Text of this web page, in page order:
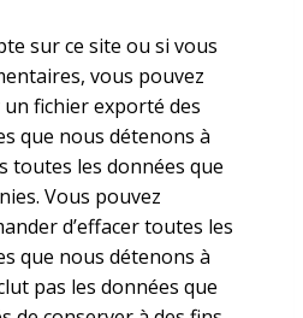
sur ce site ou si vous
vous pouvez
fichier exporté des
que nous détenons à
toutes les données que
Vous pouvez
d’effacer toutes les
que nous détenons à
pas les données que